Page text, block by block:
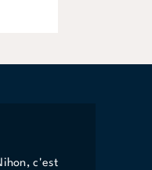
c'est